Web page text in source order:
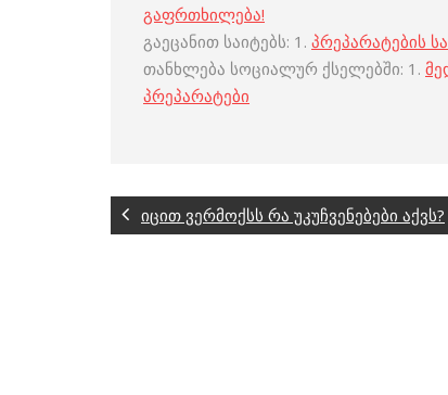
გაფრთხილება!
გაეცანით საიტებს: 1. პრეპარატების
თანხლება სოციალურ ქსელებში: 1.
პრეპარატები
იცით ვერმოქსს რა უკუჩვენებები აქვს?